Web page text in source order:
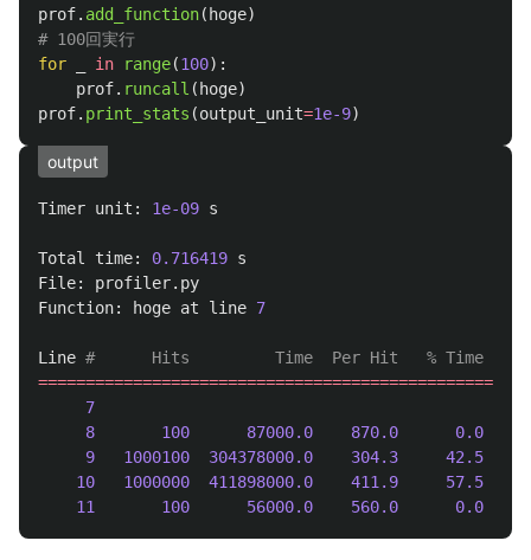
prof. add_function( hoge)
for
in range(100):
prof. runcall ( hoge)
prof. print_stats (output_unit=1e-9)
output
Timer unit : 1e-09 s
Total time: 0.716419 s
File: profiler. py
Function: hoge at line 7
Line
7
8
100 87000.0 870.0
0.0
9
1000100 304378000.0 304.3
42.5
10
1000000 411898000.0 411.9
57.5
11
100 56000.0 560.0 0.0